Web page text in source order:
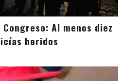
Al menos diez
heridos